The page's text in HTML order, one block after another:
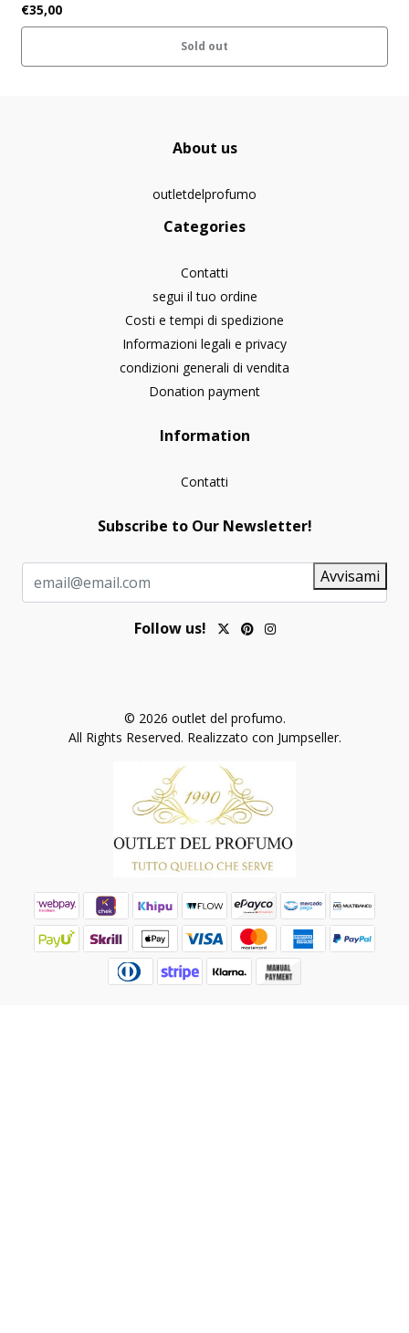
€35,00
Sold out
About us
outletdelprofumo
Categories
Contatti
segui il tuo ordine
Costi e tempi di spedizione
Informazioni legali e privacy
condizioni generali di vendita
Donation payment
Information
Contatti
Subscribe to Our Newsletter!
Avvisami
Follow us!
© 2026 outlet del profumo.
All Rights Reserved. Realizzato con Jumpseller.